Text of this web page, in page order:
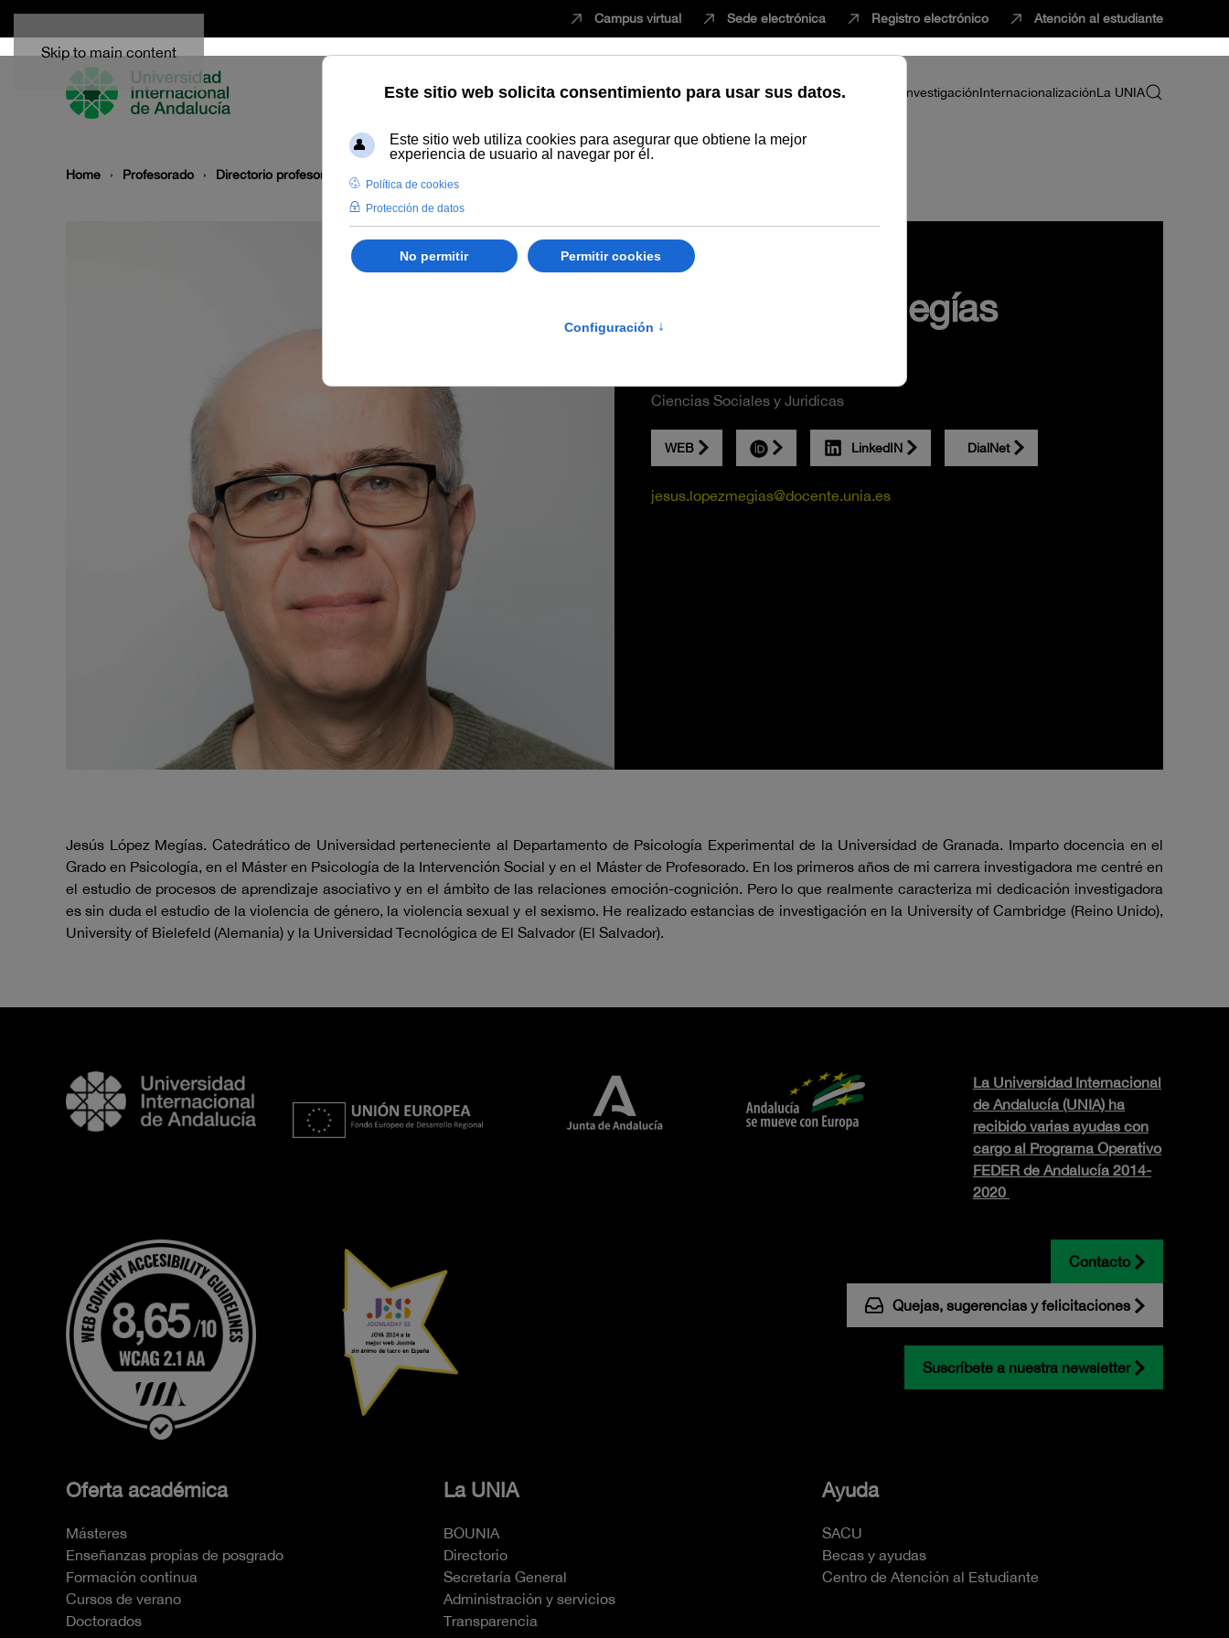
Skip to main content
Campus virtual Sede electrónica Registro electrónico Atención al estudiante
EstudiarInnovaciónVida universitariaProfesorado InvestigaciónInternacionalizaciónLa UNIA
Home Profesorado Directorio profesor Jesús López Megías
Jesús López Megías
Ciencias Sociales y Juridicas
WEB LinkedIN DialNet
jesus.lopezmegias@docente.unia.es
Jesús López Megías. Catedrático de Universidad perteneciente al Departamento de Psicología Experimental de la Universidad de Granada. Imparto docencia en el
Grado en Psicología, en el Máster en Psicología de la Intervención Social y en el Máster de Profesorado. En los primeros años de mi carrera investigadora me centré en
el estudio de procesos de aprendizaje asociativo y en el ámbito de las relaciones emoción-cognición. Pero lo que realmente caracteriza mi dedicación investigadora
es sin duda el estudio de la violencia de género, la violencia sexual y el sexismo. He realizado estancias de investigación en la University of Cambridge (Reino Unido),
University of Bielefeld (Alemania) y la Universidad Tecnológica de El Salvador (El Salvador).
La Universidad Internacional
de Andalucía (UNIA) ha
recibido varias ayudas con
cargo al Programa Operativo
FEDER de Andalucía 2014-
2020
Contacto
Quejas, sugerencias y felicitaciones
Suscríbete a nuestra newsletter
Oferta académica
Másteres
Enseñanzas propias de posgrado
Formación continua
Cursos de verano
Doctorados
La UNIA
BOUNIA
Directorio
Secretaría General
Administración y servicios
Transparencia
Ayuda
SACU
Becas y ayudas
Centro de Atención al Estudiante